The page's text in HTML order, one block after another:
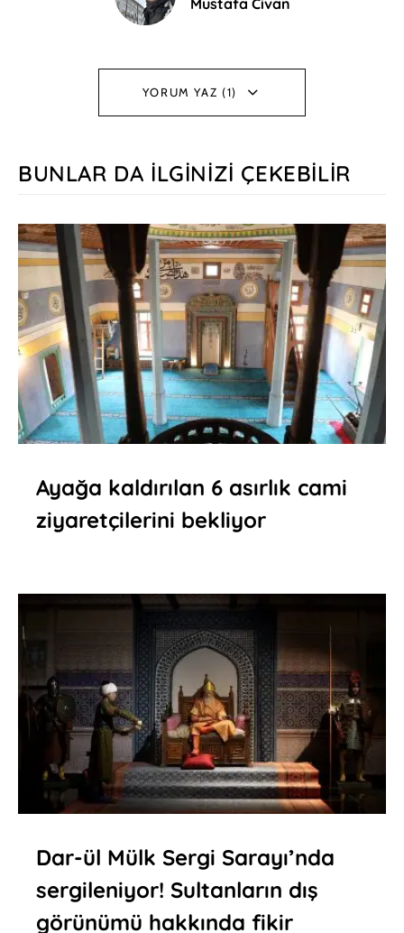
Mustafa Civan
YORUM YAZ (1)
BUNLAR DA İLGINIZI ÇEKEBILIR
Ayağa kaldırılan 6 asırlık cami
ziyaretçilerini bekliyor
Dar-ül Mülk Sergi Sarayı’nda
sergileniyor! Sultanların dış
görünümü hakkında fikir